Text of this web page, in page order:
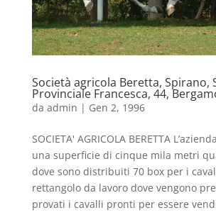
Società agricola Beretta, Spirano,
Provinciale Francesca, 44,
da admin | Gen 2, 1996
SOCIETA' AGRICOLA BERETTA
una superficie di cinque mila metri
dove sono distribuiti 70 box per i
rettangolo da lavoro dove vengono
provati i cavalli pronti per essere